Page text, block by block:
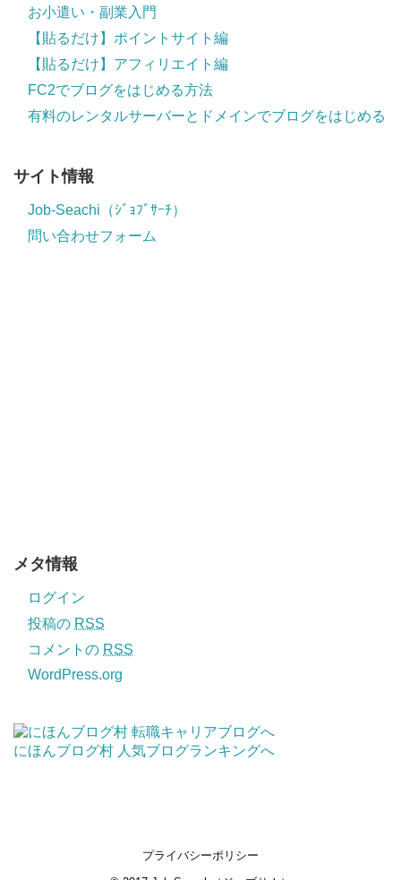
お小遣い・副業入門
【貼るだけ】ポイントサイト編
【貼るだけ】アフィリエイト編
FC2でブログをはじめる方法
有料のレンタルサーバーとドメインでブログをはじめる
サイト情報
Job-Seachi（ｼﾞｮﾌﾞｻｰﾁ）
問い合わせフォーム
メタ情報
ログイン
投稿の RSS
コメントの RSS
WordPress.org
にほんブログ村 人気ブログランキングへ
プライバシーポリシー